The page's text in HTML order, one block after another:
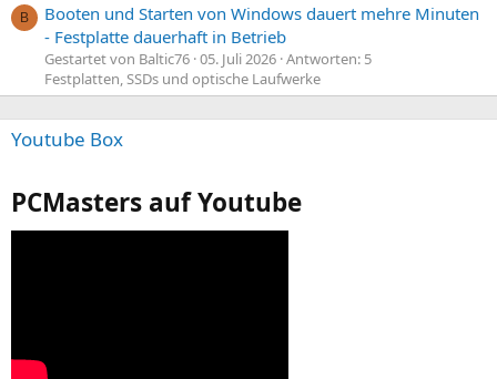
B
Booten und Starten von Windows dauert mehre Minuten
- Festplatte dauerhaft in Betrieb
Gestartet von Baltic76 05. Juli 2026 Antworten: 5
Festplatten, SSDs und optische Laufwerke
Youtube Box
PCMasters auf Youtube